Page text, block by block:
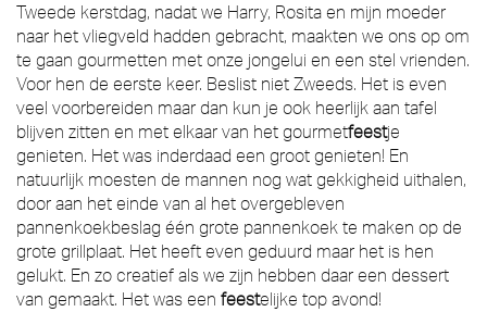
Tweede kerstdag, nadat we Harry, Rosita en mijn moeder
naar het vliegveld hadden gebracht, maakten we ons op om
te gaan gourmetten met onze jongelui en een stel vrienden.
Voor hen de eerste keer. Beslist niet Zweeds. Het is even
veel voorbereiden maar dan kun je ook heerlijk aan tafel
blijven zitten en met elkaar van het gourmetfeestje
genieten. Het was inderdaad een groot genieten! En
natuurlijk moesten de mannen nog wat gekkigheid uithalen,
door aan het einde van al het overgebleven
pannenkoekbeslag één grote pannenkoek te maken op de
grote grillplaat. Het heeft even geduurd maar het is hen
gelukt. En zo creatief als we zijn hebben daar een dessert
van gemaakt. Het was een feestelijke top avond!